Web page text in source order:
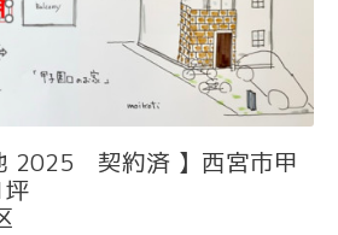
2025 契約済 】西宮市甲